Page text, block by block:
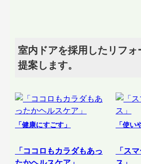
室内ドアを採用したリフォ
提案します。
「健康にすごす」
「ココロもカラダもあっ
「使い
「ス